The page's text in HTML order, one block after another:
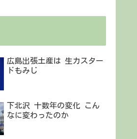
広島出張土産は 生カスター
ドもみじ
下北沢 十数年の変化 こん
なに変わったのか